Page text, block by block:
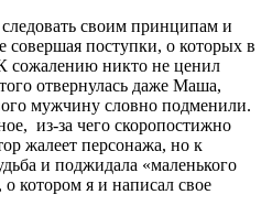
следовать своим принципам и
совершая поступки, о которых в
сожалению никто не ценил
отвернулась даже Маша,
мужчину словно подменили.
из-за чего скоропостижно
жалеет персонажа, но к
и поджидала «маленького
котором я и написал свое